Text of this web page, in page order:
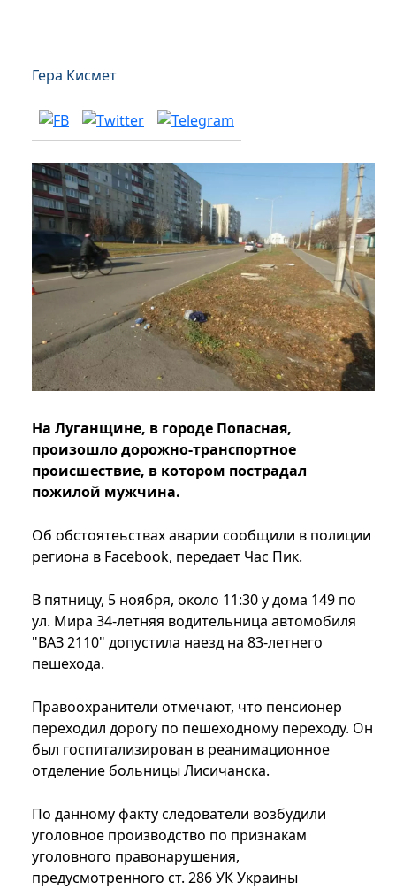
Гера Кисмет
На Луганщине, в городе Попасная,
произошло дорожно-транспортное
происшествие, в котором пострадал
пожилой мужчина.
Об обстоятеьствах аварии сообщили в полиции
региона в Facebook, передает Час Пик.
В пятницу, 5 ноября, около 11:30 у дома 149 по
ул. Мира 34-летняя водительница автомобиля
"ВАЗ 2110" допустила наезд на 83-летнего
пешехода.
Правоохранители отмечают, что пенсионер
переходил дорогу по пешеходному переходу. Он
был госпитализирован в реанимационное
отделение больницы Лисичанска.
По данному факту следователи возбудили
уголовное производство по признакам
уголовного правонарушения,
предусмотренного ст. 286 УК Украины